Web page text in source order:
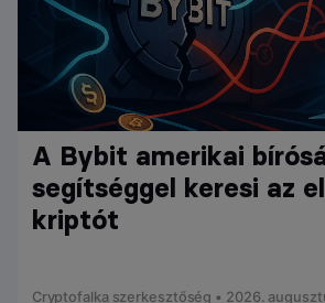
A Bybit amerikai
segítséggel keresi az
kriptót
Cryptofalka szerkesztőség • 2026.